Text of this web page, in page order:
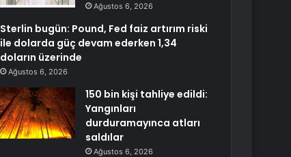
Ağustos 6, 2026
Sterlin bugün: Pound, Fed faiz artırım riski
ile dolarda güç devam ederken 1,34
doların üzerinde
Ağustos 6, 2026
150 bin kişi tahliye edildi:
Yangınları
durduramayınca atları
saldılar
Ağustos 6, 2026